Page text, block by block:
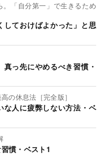
「自分第一」で生きるため
しておけばよかった」と思
真っ先にやめるべき習慣・
の休息法［完全版］
な人に疲弊しない方法・ベ
慣・ベスト1